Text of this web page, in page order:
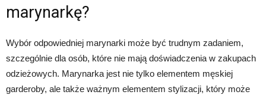
marynarkę?
Wybór odpowiedniej marynarki może być trudnym zadaniem,
szczególnie dla osób, które nie mają doświadczenia w zakupach
odzieżowych. Marynarka jest nie tylko elementem męskiej
garderoby, ale także ważnym elementem stylizacji, który może